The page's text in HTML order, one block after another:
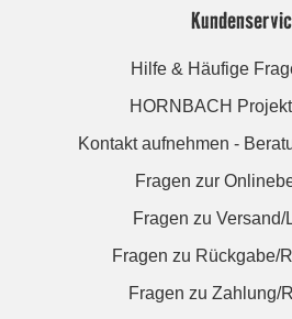
Hilfe & Häufige
HORNBACH
Kontakt aufnehmen -
Fragen zur
Fragen zu Versand/
Fragen zu Rückgabe/
Fragen zu Zahlung/